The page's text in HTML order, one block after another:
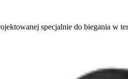
specjalnie do biegania w